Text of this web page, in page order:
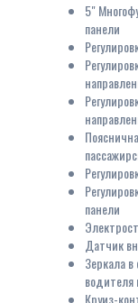
5"
панели
панели
Датчик
Зеркала
водителя
Круиз-